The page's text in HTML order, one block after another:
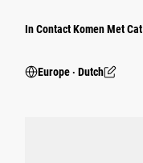
In Contact Komen Met Cat
Europe ‧ Dutch